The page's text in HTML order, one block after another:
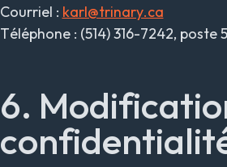
Courriel : karl@trinary.ca
Téléphone : (514) 316-7242, poste
6.